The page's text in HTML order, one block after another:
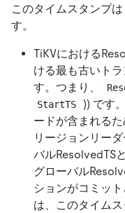
このタイムスタンプ
す。
TiKVにおける
ける最も古いト
す。つまり、
StartTS
)) です
ードが含まれる
リージョンリー
バルResolvedTS
グローバル
ションがコミッ
は、このタイム